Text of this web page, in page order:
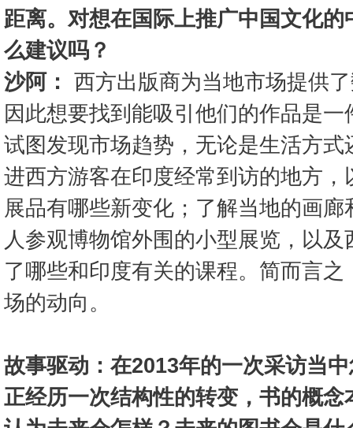
距离。对想在国际上推广中国文化
么建议吗？
沙阿： 西方出版商为当地市场提供
因此想要找到能吸引他们的作品是
试图发现市场趋势，无论是生活方
进西方游客在印度经常到访的地方
展品有哪些新变化；了解当地的画
人参观博物馆外围的小型展览，以
了哪些和印度有关的课程。简而言
场的动向。
故事驱动：在2013年的一次采访当
正经历一次结构性的转变，书的概